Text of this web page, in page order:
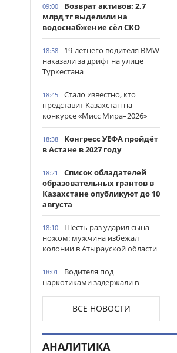
09:00
Возврат активов: 2,7
млрд тг выделили на
водоснабжение сёл СКО
18:58
19-летнего водителя BMW
наказали за дрифт на улице
Туркестана
18:45
Стало известно, кто
представит Казахстан на
конкурсе «Мисс Мира–2026»
18:38
Конгресс УЕФА пройдёт
в Астане в 2027 году
18:21
Список обладателей
образовательных грантов в
Казахстане опубликуют до 10
августа
18:10
Шесть раз ударил сына
ножом: мужчина избежал
колонии в Атырауской области
18:01
Водителя под
наркотиками задержали в
Абайской области
17:24
Сорвал вывески с мечети:
ВСЕ НОВОСТИ
АНАЛИТИКА